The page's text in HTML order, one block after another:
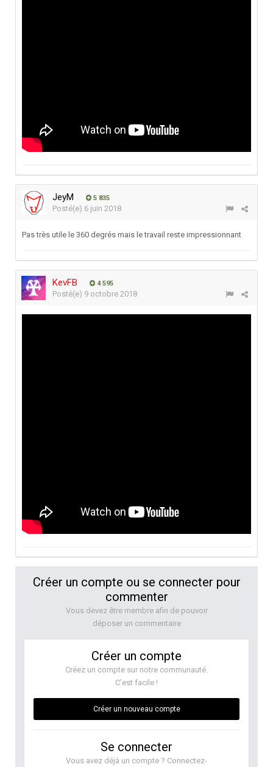
JeyM 5 835
Posté(e) 6 juin 2018
Pas très utile le 360 degrés mais le travail reste impressionnant
KevFB 4 595
Posté(e) 9 octobre 2018
Créer un compte ou se connecter pour
commenter
Vous devez être membre afin de pouvoir
déposer un commentaire
Créer un compte
Créez un compte sur notre communauté.
C’est facile !
Créer un nouveau compte
Se connecter
Vous avez déjà un compte ? Connectez-